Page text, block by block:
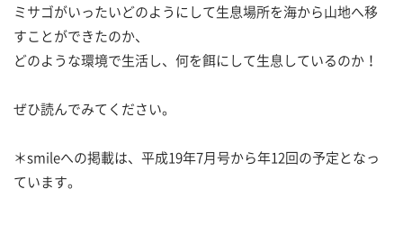
ミサゴがいったいどのようにして生息場所を海から山地へ移
すことができたのか、
どのような環境で生活し、何を餌にして生息しているのか！
ぜひ読んでみてください。
＊smileへの掲載は、平成19年7月号から年12回の予定となっ
ています。